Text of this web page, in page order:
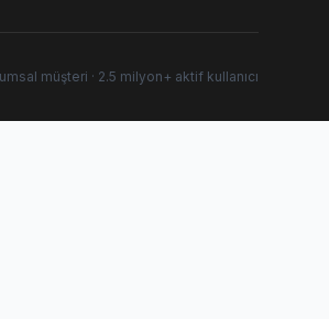
müşteri · 2.5 milyon+ aktif kullanıcı